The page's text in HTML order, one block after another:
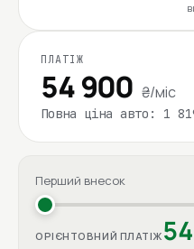
ПЛАТІЖ
54 900 ₴/міс
Повна ціна авто: 1
Перший внесок
ОРІЄНТОВНИЙ ПЛАТІЖ